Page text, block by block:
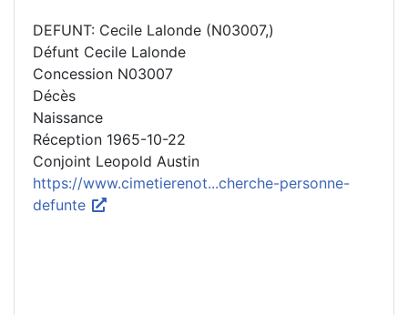
DEFUNT: Cecile Lalonde (N03007,)
Défunt Cecile Lalonde
Concession N03007
Décès
Naissance
Réception 1965-10-22
Conjoint Leopold Austin
https://www.cimetierenot...cherche-personne-
defunte